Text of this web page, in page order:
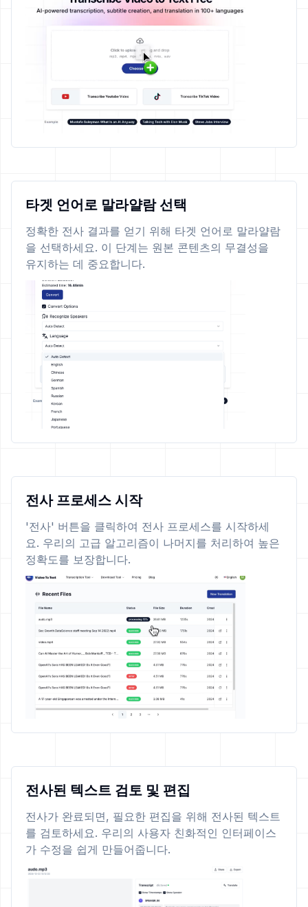
타겟 언어로 말라얄람 선택
정확한 전사 결과를 얻기 위해 타겟 언어로 말라얄람
을 선택하세요. 이 단계는 원본 콘텐츠의 무결성을
유지하는 데 중요합니다.
전사 프로세스 시작
'전사' 버튼을 클릭하여 전사 프로세스를 시작하세
요. 우리의 고급 알고리즘이 나머지를 처리하여 높은
정확도를 보장합니다.
전사된 텍스트 검토 및 편집
전사가 완료되면, 필요한 편집을 위해 전사된 텍스트
를 검토하세요. 우리의 사용자 친화적인 인터페이스
가 수정을 쉽게 만들어줍니다.